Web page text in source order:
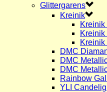
Glittergarens
Kreinik
Kreinik
Kreinik
DMC
DMC
DMC
Rainbow
YLI